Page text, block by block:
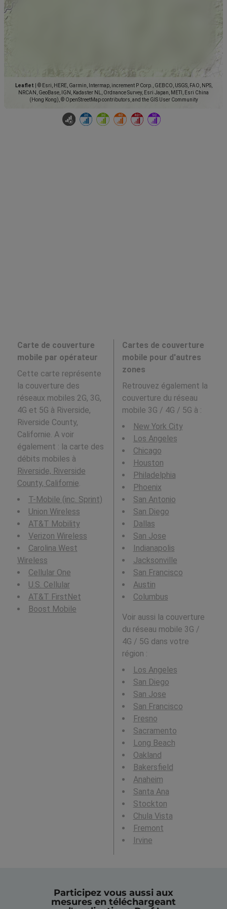
Leaflet
© Esri, HERE, Garmin, Intermap, increment P Corp., GEBCO, USGS, FAO, NPS,
NRCAN, GeoBase, IGN, Kadaster NL, Ordnance Survey, Esri Japan, METI, Esri China
(Hong Kong), © OpenStreetMap contributors, and the GIS User Community
Carte de couverture
mobile par opérateur
Cette carte représente
la couverture des
réseaux mobiles 2G, 3G,
4G et 5G à Riverside,
Riverside County,
Californie. A voir
également : la carte des
débits mobiles à
Riverside, Riverside
County, Californie.
T-Mobile (inc. Sprint)
Union Wireless
AT&T Mobility
Verizon Wireless
Carolina West
Wireless
Cellular One
U.S. Cellular
AT&T FirstNet
Boost Mobile
Cartes de couverture
mobile pour d'autres
zones
Retrouvez également la
couverture du réseau
mobile 3G / 4G / 5G à :
New York City
Los Angeles
Chicago
Houston
Philadelphia
Phoenix
San Antonio
San Diego
Dallas
San Jose
Indianapolis
Jacksonville
San Francisco
Austin
Columbus
Voir aussi la couverture
du réseau mobile 3G /
4G / 5G dans votre
région :
Los Angeles
San Diego
San Jose
San Francisco
Fresno
Sacramento
Long Beach
Oakland
Bakersfield
Anaheim
Santa Ana
Stockton
Chula Vista
Fremont
Irvine
Participez vous aussi aux
mesures en téléchargeant